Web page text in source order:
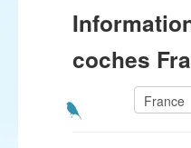
coches